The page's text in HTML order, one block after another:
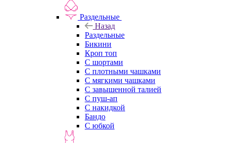
Раздельные
Назад
Раздельные
Бикини
Кроп топ
С шортами
С плотными чашками
С мягкими чашками
С завышенной талией
С пуш-ап
С накидкой
Бандо
С юбкой